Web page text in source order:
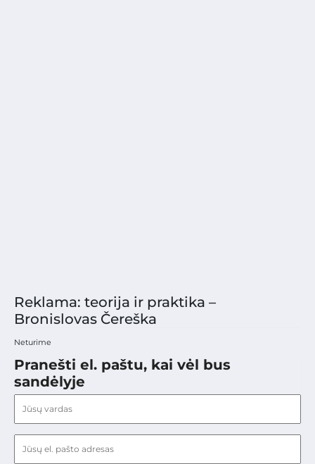
Reklama: teorija ir praktika –
Bronislovas Čereška
Neturime
Pranešti el. paštu, kai vėl bus
sandėlyje